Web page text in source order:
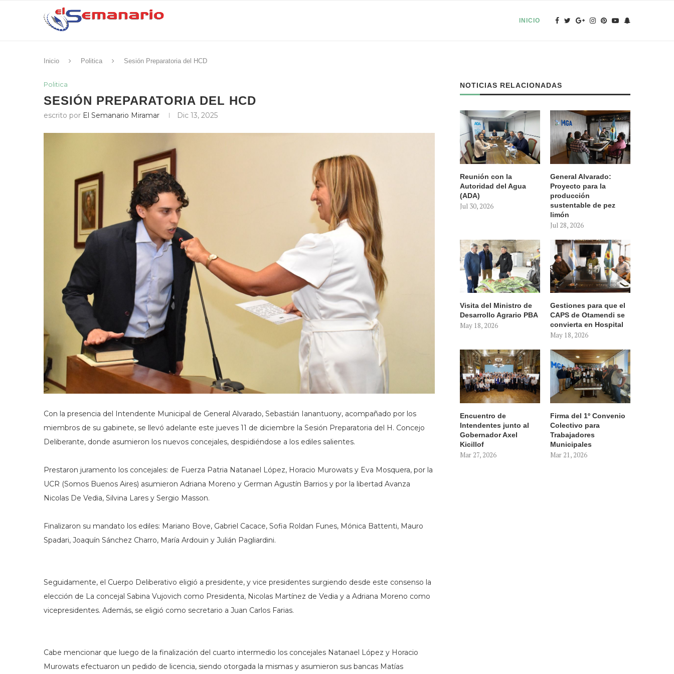
INICIO
Inicio Politica Sesión Preparatoria del HCD
Politica
SESIÓN PREPARATORIA DEL HCD
escrito por El Semanario Miramar Dic 13, 2025
Con la presencia del Intendente Municipal de General Alvarado, Sebastián Ianantuony, acompañado por los
miembros de su gabinete, se llevó adelante este jueves 11 de diciembre la Sesión Preparatoria del H. Concejo
Deliberante, donde asumieron los nuevos concejales, despidiéndose a los ediles salientes.
Prestaron juramento los concejales: de Fuerza Patria Natanael López, Horacio Murowats y Eva Mosquera, por la
UCR (Somos Buenos Aires) asumieron Adriana Moreno y German Agustín Barrios y por la libertad Avanza
Nicolas De Vedia, Silvina Lares y Sergio Masson.
Finalizaron su mandato los ediles: Mariano Bove, Gabriel Cacace, Sofia Roldan Funes, Mónica Battenti, Mauro
Spadari, Joaquín Sánchez Charro, María Ardouin y Julián Pagliardini.
Seguidamente, el Cuerpo Deliberativo eligió a presidente, y vice presidentes surgiendo desde este consenso la
elección de La concejal Sabina Vujovich como Presidenta, Nicolas Martínez de Vedia y a Adriana Moreno como
vicepresidentes. Además, se eligió como secretario a Juan Carlos Farias.
Cabe mencionar que luego de la finalización del cuarto intermedio los concejales Natanael López y Horacio
Murowats efectuaron un pedido de licencia, siendo otorgada la mismas y asumieron sus bancas Matías
NOTICIAS RELACIONADAS
Reunión con la
Autoridad del Agua
(ADA)
Jul 30, 2026
General Alvarado:
Proyecto para la
producción
sustentable de pez
limón
Jul 28, 2026
Visita del Ministro de
Desarrollo Agrario PBA
May 18, 2026
Gestiones para que el
CAPS de Otamendi se
convierta en Hospital
May 18, 2026
Encuentro de
Intendentes junto al
Gobernador Axel
Kicillof
Mar 27, 2026
Firma del 1º Convenio
Colectivo para
Trabajadores
Municipales
Mar 21, 2026